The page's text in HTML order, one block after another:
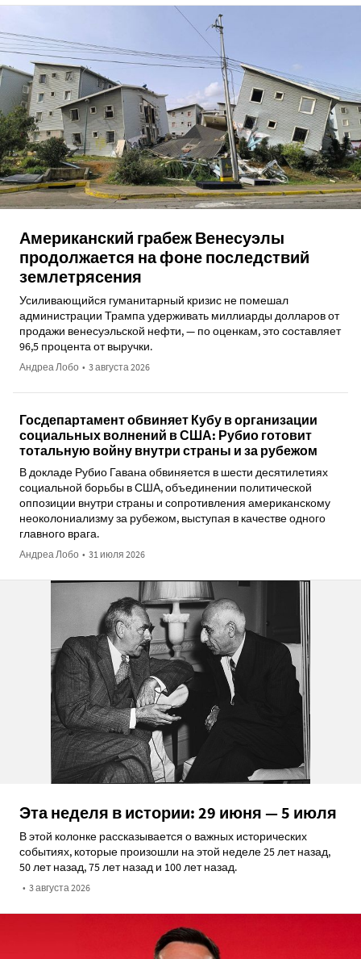
Американский грабеж Венесуэлы
продолжается на фоне последствий
землетрясения
Усиливающийся гуманитарный кризис не помешал
администрации Трампа удерживать миллиарды долларов от
продажи венесуэльской нефти, — по оценкам, это составляет
96,5 процента от выручки.
Андреа Лобо • 3 августа 2026
Госдепартамент обвиняет Кубу в организации
социальных волнений в США: Рубио готовит
тотальную войну внутри страны и за рубежом
В докладе Рубио Гавана обвиняется в шести десятилетиях
социальной борьбы в США, объединении политической
оппозиции внутри страны и сопротивления американскому
неоколониализму за рубежом, выступая в качестве одного
главного врага.
Андреа Лобо • 31 июля 2026
Эта неделя в истории: 29 июня — 5 июля
В этой колонке рассказывается о важных исторических
событиях, которые произошли на этой неделе 25 лет назад,
50 лет назад, 75 лет назад и 100 лет назад.
• 3 августа 2026